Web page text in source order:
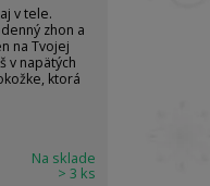
v tele.
zhon a
na Tvojej
v napätých
ktorá
Na sklade
> 3 ks